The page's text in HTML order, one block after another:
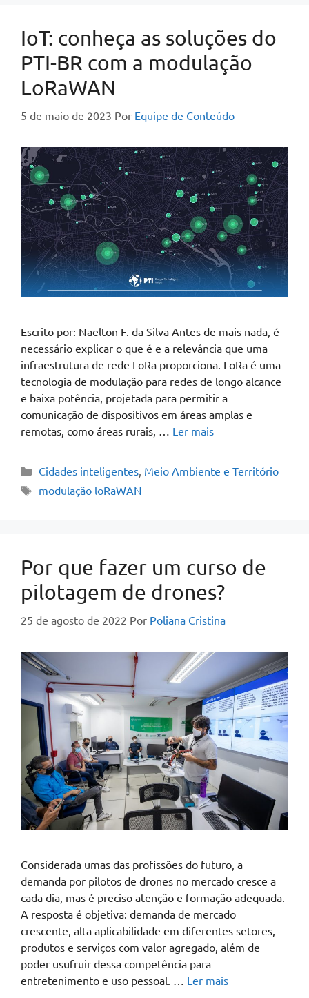
IoT: conheça as soluções do
PTI-BR com a modulação
LoRaWAN
5 de maio de 2023 Por Equipe de Conteúdo
Escrito por: Naelton F. da Silva Antes de mais nada, é
necessário explicar o que é e a relevância que uma
infraestrutura de rede LoRa proporciona. LoRa é uma
tecnologia de modulação para redes de longo alcance
e baixa potência, projetada para permitir a
comunicação de dispositivos em áreas amplas e
remotas, como áreas rurais, … Ler mais
Cidades inteligentes, Meio Ambiente e Território
modulação loRaWAN
Por que fazer um curso de
pilotagem de drones?
25 de agosto de 2022 Por Poliana Cristina
Considerada umas das profissões do futuro, a
demanda por pilotos de drones no mercado cresce a
cada dia, mas é preciso atenção e formação adequada.
A resposta é objetiva: demanda de mercado
crescente, alta aplicabilidade em diferentes setores,
produtos e serviços com valor agregado, além de
poder usufruir dessa competência para
entretenimento e uso pessoal. … Ler mais